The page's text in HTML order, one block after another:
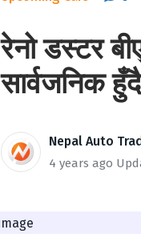
रेनो डस्टर
सार्वजनिक
Nepal Auto
4 years ago